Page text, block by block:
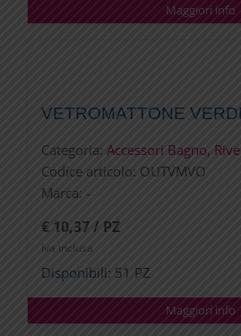
Maggiori info
VETROMATTONE
Categoria: Accessori Bagno,
Codice articolo: OUTVMVO
Marca: -
€ 10,37 / PZ
Iva inclusa
Disponibili: 51 PZ
Maggiori info